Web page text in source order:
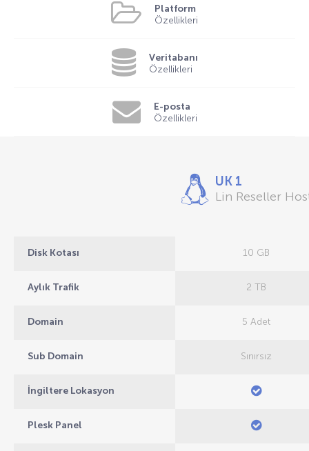
Platform
Özellikleri
Veritabanı
Özellikleri
E-posta
Özellikleri
UK 1
Lin Reseller
Disk Kotası 10 GB
Aylık Trafik 2 TB
Domain 5 Adet
Sub Domain Sınırsız
İngiltere Lokasyon
Plesk Panel